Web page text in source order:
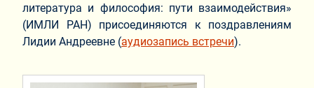
литература и философия: пути взаимодействия»
(ИМЛИ РАН) присоединяются к поздравлениям
Лидии Андреевне (аудиозапись встречи).